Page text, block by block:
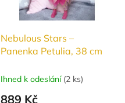
Nebulous Stars –
Panenka Petulia, 38 cm
Ihned k odeslání (2 ks)
889 Kč